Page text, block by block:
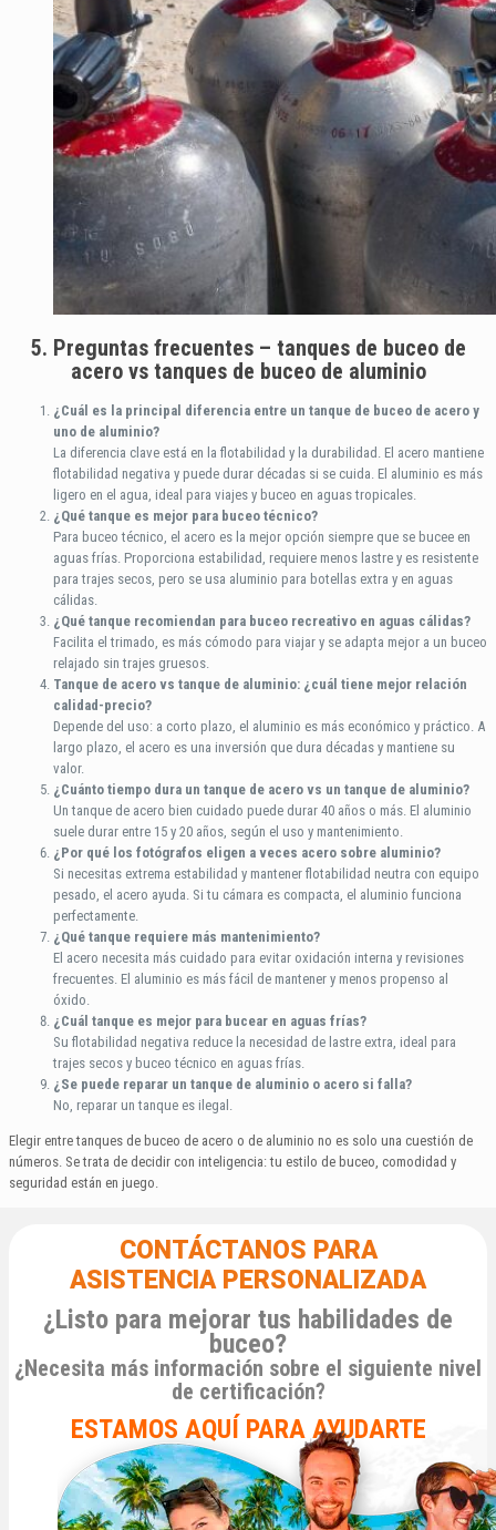
5. Preguntas frecuentes – tanques de buceo de
acero vs tanques de buceo de aluminio
¿Cuál es la principal diferencia entre un tanque de buceo de acero y
uno de aluminio?
La diferencia clave está en la flotabilidad y la durabilidad. El acero mantiene
flotabilidad negativa y puede durar décadas si se cuida. El aluminio es más
ligero en el agua, ideal para viajes y buceo en aguas tropicales.
¿Qué tanque es mejor para buceo técnico?
Para buceo técnico, el acero es la mejor opción siempre que se bucee en
aguas frías. Proporciona estabilidad, requiere menos lastre y es resistente
para trajes secos, pero se usa aluminio para botellas extra y en aguas
cálidas.
¿Qué tanque recomiendan para buceo recreativo en aguas cálidas?
Facilita el trimado, es más cómodo para viajar y se adapta mejor a un buceo
relajado sin trajes gruesos.
Tanque de acero vs tanque de aluminio: ¿cuál tiene mejor relación
calidad-precio?
Depende del uso: a corto plazo, el aluminio es más económico y práctico. A
largo plazo, el acero es una inversión que dura décadas y mantiene su
valor.
¿Cuánto tiempo dura un tanque de acero vs un tanque de aluminio?
Un tanque de acero bien cuidado puede durar 40 años o más. El aluminio
suele durar entre 15 y 20 años, según el uso y mantenimiento.
¿Por qué los fotógrafos eligen a veces acero sobre aluminio?
Si necesitas extrema estabilidad y mantener flotabilidad neutra con equipo
pesado, el acero ayuda. Si tu cámara es compacta, el aluminio funciona
perfectamente.
¿Qué tanque requiere más mantenimiento?
El acero necesita más cuidado para evitar oxidación interna y revisiones
frecuentes. El aluminio es más fácil de mantener y menos propenso al
óxido.
¿Cuál tanque es mejor para bucear en aguas frías?
Su flotabilidad negativa reduce la necesidad de lastre extra, ideal para
trajes secos y buceo técnico en aguas frías.
¿Se puede reparar un tanque de aluminio o acero si falla?
No, reparar un tanque es ilegal.
Elegir entre tanques de buceo de acero o de aluminio no es solo una cuestión de
números. Se trata de decidir con inteligencia: tu estilo de buceo, comodidad y
seguridad están en juego.
CONTÁCTANOS PARA
ASISTENCIA PERSONALIZADA
¿Listo para mejorar tus habilidades de
buceo?
¿Necesita más información sobre el siguiente nivel
de certificación?
ESTAMOS AQUÍ PARA AYUDARTE